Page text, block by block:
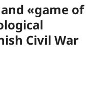
«game of
Civil War